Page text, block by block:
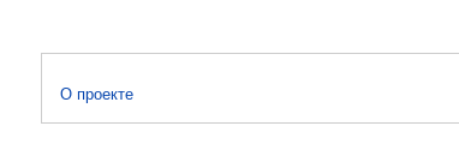
О проекте